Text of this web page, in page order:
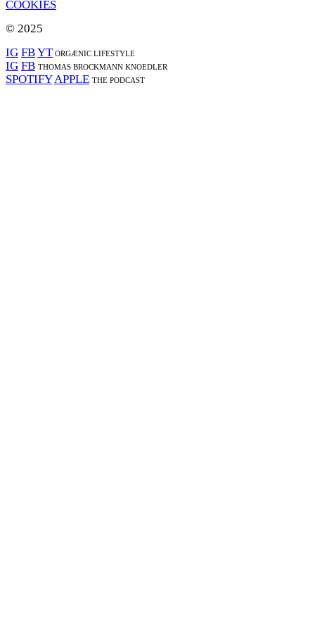
COOKIES
© 2025
IG FBYTORGÆNIC LIFESTYLE
IG FB THOMAS BROCKMANN KNOEDLER
SPOTIFY APPLE THE PODCAST